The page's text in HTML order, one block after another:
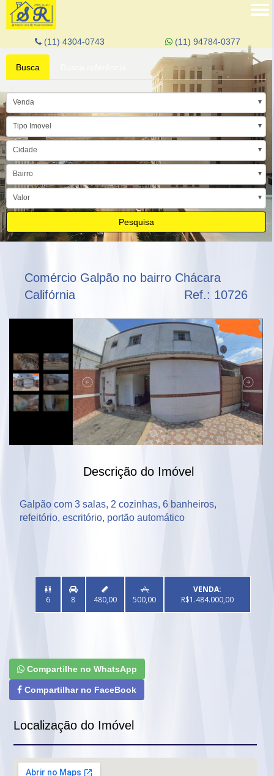
(11) 4304-0743 (11) 94784-0377
Busca
Venda
Tipo Imovel
Cidade
Bairro
Valor
Pesquisa
Comércio Galpão no bairro Chácara
Califórnia
Ref.: 10726
Descrição do Imóvel
Galpão com 3 salas, 2 cozinhas, 6 banheiros,
refeitório, escritório, portão automático

6 8

480,00

500,00
VENDA:
R$1.484.000,00
Compartilhe no WhatsApp
Compartilhar no FaceBook
Localização do Imóvel